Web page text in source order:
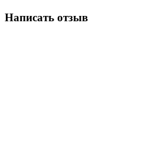
Написать отзыв